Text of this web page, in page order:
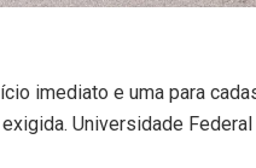
imediato e uma para
Universidade